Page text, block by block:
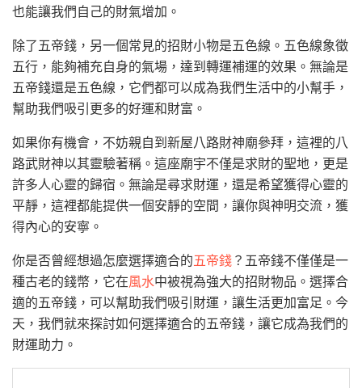
也能讓我們自己的財氣增加。
除了五帝錢，另一個常見的招財小物是五色線。五色線象徵
五行，能夠補充自身的氣場，達到轉運補運的效果。無論是
五帝錢還是五色線，它們都可以成為我們生活中的小幫手，
幫助我們吸引更多的好運和財富。
如果你有機會，不妨親自到新屋八路財神廟參拜，這裡的八
路武財神以其靈驗著稱。這座廟宇不僅是求財的聖地，更是
許多人心靈的歸宿。無論是尋求財運，還是希望獲得心靈的
平靜，這裡都能提供一個安靜的空間，讓你與神明交流，獲
得內心的安寧。
你是否曾經想過怎麼選擇適合的五帝錢 ？五帝錢不僅僅是一
種古老的錢幣，它在風水中被視為強大的招財物品。選擇合
適的五帝錢，可以幫助我們吸引財運，讓生活更加富足。今
天，我們就來探討如何選擇適合的五帝錢，讓它成為我們的
財運助力。